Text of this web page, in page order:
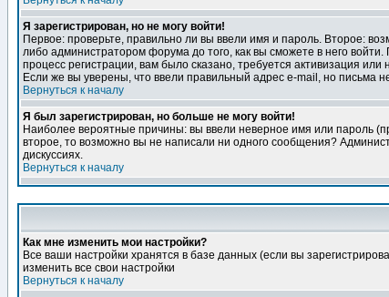
Я зарегистрирован, но не могу войти!
Первое: проверьте, правильно ли вы ввели имя и пароль. Второе:
либо администратором форума до того, как вы сможете в него
процесс регистрации, вам было сказано, требуется активизация
Если же вы уверены, что ввели правильный адрес e-mail, но письма
Вернуться к началу
Я был зарегистрирован, но больше не могу войти!
Наиболее вероятные причины: вы ввели неверное имя или пароль
второе, то возможно вы не написали ни одного сообщения?
дискуссиях.
Вернуться к началу
Как мне изменить мои настройки?
Все ваши настройки хранятся в базе данных (если вы
изменить все свои настройки
Вернуться к началу